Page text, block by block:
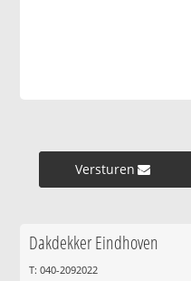
Versturen »
Dakdekker Eindhoven
T: 040-2092022